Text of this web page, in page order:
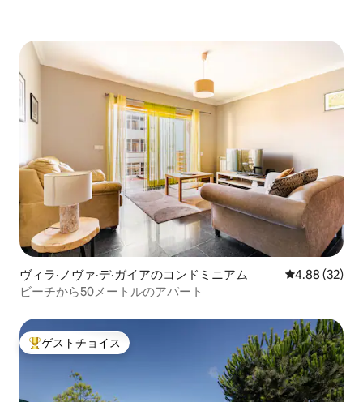
ヴィラ·ノヴァ·デ·ガイアのコンドミニアム レビュー32
4.88 (32)
ビーチから50メートルのアパート
大好評のゲストチョイスです。
ゲストチョイス